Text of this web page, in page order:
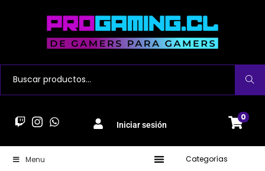
Buscar
Iniciar sesión
0
Menu Categorías